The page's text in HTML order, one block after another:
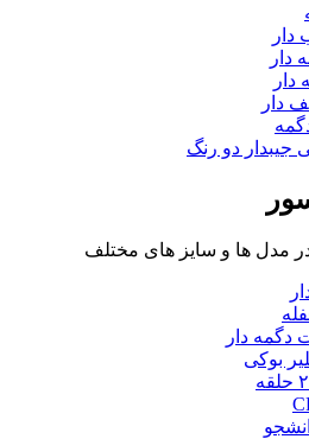
دار
دار
دار
جیبدار دو رنگ
مدل ها و سایز های مختلف
دگمه دار
بوکی